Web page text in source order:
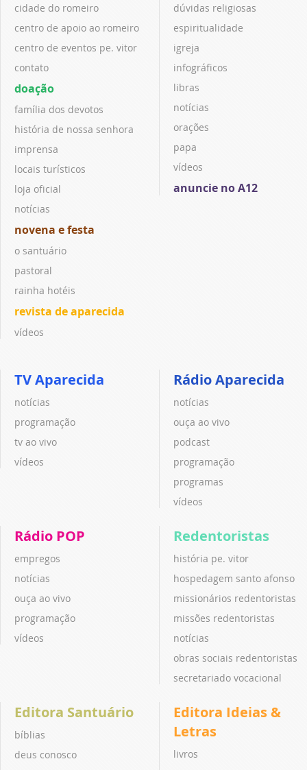
cidade do romeiro
centro de apoio ao romeiro
centro de eventos pe. vitor
contato
doação
família dos devotos
história de nossa senhora
imprensa
locais turísticos
loja oficial
notícias
novena e festa
o santuário
pastoral
rainha hotéis
revista de aparecida
vídeos
dúvidas religiosas
espiritualidade
igreja
infográficos
libras
notícias
orações
papa
vídeos
anuncie no A12
TV Aparecida
notícias
programação
tv ao vivo
vídeos
Rádio Aparecida
notícias
ouça ao vivo
podcast
programação
programas
vídeos
Rádio POP
empregos
notícias
ouça ao vivo
programação
vídeos
Redentoristas
história pe. vitor
hospedagem santo afonso
missionários redentoristas
missões redentoristas
notícias
obras sociais redentoristas
secretariado vocacional
Editora Santuário
bíblias
deus conosco
Editora Ideias &
Letras
livros